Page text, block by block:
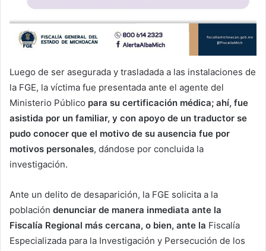
Luego de ser asegurada y trasladada a las instalaciones de
la FGE, la víctima fue presentada ante el agente del
Ministerio Público para su certificación médica; ahí, fue
asistida por un familiar, y con apoyo de un traductor se
pudo conocer que el motivo de su ausencia fue por
motivos personales, dándose por concluida la
investigación.
Ante un delito de desaparición, la FGE solicita a la
población denunciar de manera inmediata ante la
Fiscalía Regional más cercana, o bien, ante la Fiscalía
Especializada para la Investigación y Persecución de los